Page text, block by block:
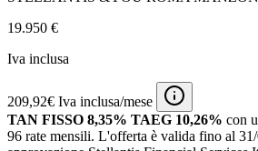
19.950 €
Iva inclusa
209,92€ Iva inclusa/mese
TAN FISSO 8,35% TAEG 10,26% con
96 rate mensili. L'offerta è valida fino al